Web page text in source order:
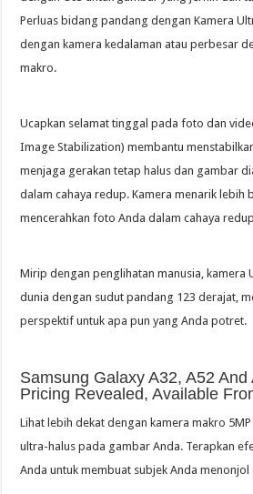
Perluas bidang pandang dengan Kamera
dengan kamera kedalaman atau perbesar
makro.
Ucapkan selamat tinggal pada foto dan
Image Stabilization) membantu
menjaga gerakan tetap halus dan gambar
dalam cahaya redup. Kamera menarik lebih
mencerahkan foto Anda dalam cahaya
Mirip dengan penglihatan manusia, kamera
dunia dengan sudut pandang 123 derajat,
perspektif untuk apa pun yang Anda potret.
Samsung Galaxy A32, A52 And
Pricing Revealed, Available
Lihat lebih dekat dengan kamera makro
ultra-halus pada gambar Anda. Terapkan
Anda untuk membuat subjek Anda